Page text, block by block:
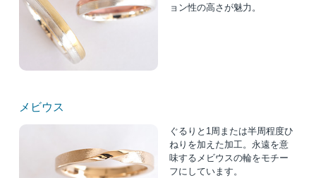
ョン性の高さが魅力。
メビウス
ぐるりと1周または半周程度ひ
ねりを加えた加工。永遠を意
味するメビウスの輪をモチー
フにしています。